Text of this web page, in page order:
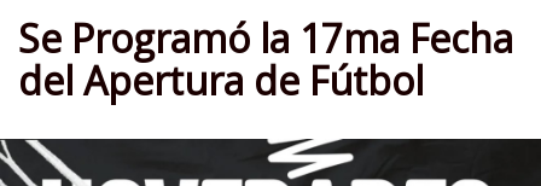
Se Programó la 17ma Fecha
del Apertura de Fútbol